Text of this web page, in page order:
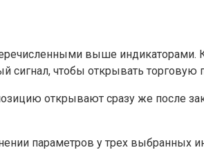
выше индикаторами.
сигнал, чтобы открывать торговую
открывают сразу же после
параметров у трех выбранных